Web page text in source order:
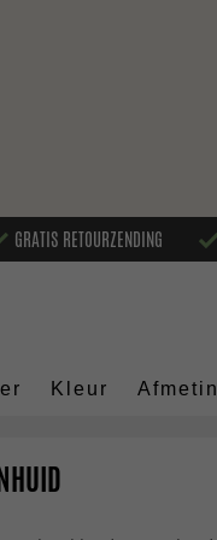
GRATIS RETOURZENDING
Kleur